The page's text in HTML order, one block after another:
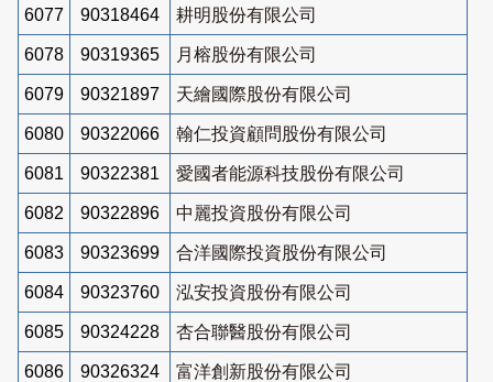
6077 90318464 耕明股份有限公司
6078 90319365 月榕股份有限公司
6079 90321897 天繪國際股份有限公司
6080 90322066 翰仁投資顧問股份有限公司
6081 90322381 愛國者能源科技股份有限公司
6082 90322896 中麗投資股份有限公司
6083 90323699 合洋國際投資股份有限公司
6084 90323760 泓安投資股份有限公司
6085 90324228 杏合聯醫股份有限公司
6086 90326324 富洋創新股份有限公司